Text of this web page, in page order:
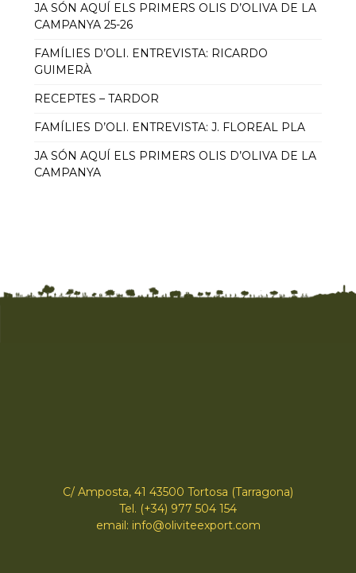
JA SÓN AQUÍ ELS PRIMERS OLIS D’OLIVA DE LA
CAMPANYA 25-26
FAMÍLIES D’OLI. ENTREVISTA: RICARDO
GUIMERÀ
RECEPTES – TARDOR
FAMÍLIES D’OLI. ENTREVISTA: J. FLOREAL PLA
JA SÓN AQUÍ ELS PRIMERS OLIS D’OLIVA DE LA
CAMPANYA
C/ Amposta, 41 43500 Tortosa (Tarragona)
Tel. (+34) 977 504 154
email: info@oliviteexport.com